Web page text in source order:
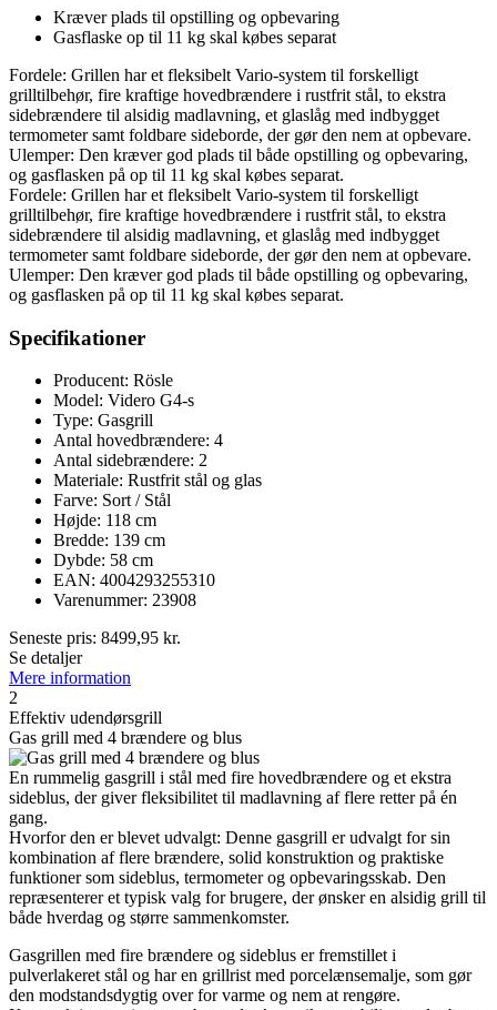
Kræver plads til opstilling og opbevaring
Gasflaske op til 11 kg skal købes separat
Fordele: Grillen har et fleksibelt Vario-system til forskelligt
grilltilbehør, fire kraftige hovedbrændere i rustfrit stål, to ekstra
sidebrændere til alsidig madlavning, et glaslåg med indbygget
termometer samt foldbare sideborde, der gør den nem at opbevare.
Ulemper: Den kræver god plads til både opstilling og opbevaring,
og gasflasken på op til 11 kg skal købes separat.
Fordele: Grillen har et fleksibelt Vario-system til forskelligt
grilltilbehør, fire kraftige hovedbrændere i rustfrit stål, to ekstra
sidebrændere til alsidig madlavning, et glaslåg med indbygget
termometer samt foldbare sideborde, der gør den nem at opbevare.
Ulemper: Den kræver god plads til både opstilling og opbevaring,
og gasflasken på op til 11 kg skal købes separat.
Specifikationer
Producent: Rösle
Model: Videro G4-s
Type: Gasgrill
Antal hovedbrændere: 4
Antal sidebrændere: 2
Materiale: Rustfrit stål og glas
Farve: Sort / Stål
Højde: 118 cm
Bredde: 139 cm
Dybde: 58 cm
EAN: 4004293255310
Varenummer: 23908
Seneste pris: 8499,95 kr.
Se detaljer
Mere information
2
Effektiv udendørsgrill
Gas grill med 4 brændere og blus
En rummelig gasgrill i stål med fire hovedbrændere og et ekstra
sideblus, der giver fleksibilitet til madlavning af flere retter på én
gang.
Hvorfor den er blevet udvalgt: Denne gasgrill er udvalgt for sin
kombination af flere brændere, solid konstruktion og praktiske
funktioner som sideblus, termometer og opbevaringsskab. Den
repræsenterer et typisk valg for brugere, der ønsker en alsidig grill til
både hverdag og større sammenkomster.
Gasgrillen med fire brændere og sideblus er fremstillet i
pulverlakeret stål og har en grillrist med porcelænsemalje, som gør
den modstandsdygtig over for varme og nem at rengøre.